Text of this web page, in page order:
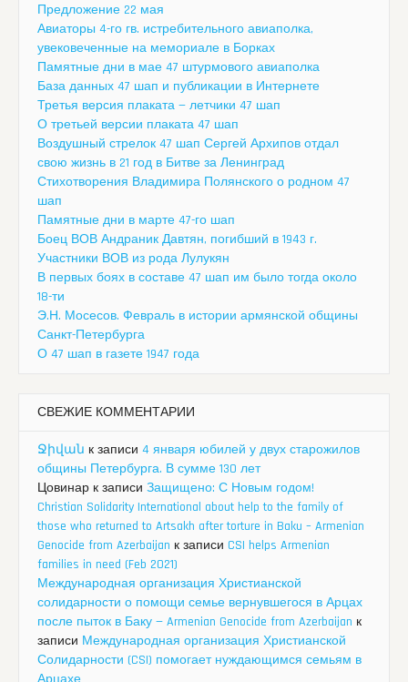
Предложение 22 мая
Авиаторы 4-го гв. истребительного авиаполка,
увековеченные на мемориале в Борках
Памятные дни в мае 47 штурмового авиаполка
База данных 47 шап и публикации в Интернете
Третья версия плаката — летчики 47 шап
О третьей версии плаката 47 шап
Воздушный стрелок 47 шап Сергей Архипов отдал
свою жизнь в 21 год в Битве за Ленинград
Стихотворения Владимира Полянского о родном 47
шап
Памятные дни в марте 47-го шап
Боец ВОВ Андраник Давтян, погибший в 1943 г.
Участники ВОВ из рода Лулукян
В первых боях в составе 47 шап им было тогда около
18-ти
Э.Н. Мосесов. Февраль в истории армянской общины
Санкт-Петербурга
О 47 шап в газете 1947 года
СВЕЖИЕ КОММЕНТАРИИ
Ջիվան к записи 4 января юбилей у двух старожилов
общины Петербурга. В сумме 130 лет
Цовинар к записи Защищено: С Новым годом!
Christian Solidarity International about help to the family of
those who returned to Artsakh after torture in Baku – Armenian
Genocide from Azerbaijan к записи CSI helps Armenian
families in need (Feb 2021)
Международная организация Христианской
солидарности о помощи семье вернувшегося в Арцах
после пыток в Баку — Armenian Genocide from Azerbaijan к
записи Международная организация Христианской
Солидарности (CSI) помогает нуждающимся семьям в